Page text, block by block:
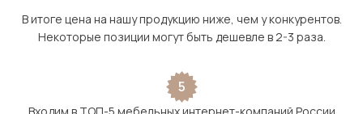
В итоге цена на нашу продукцию ниже, чем у конкурентов.
Некоторые позиции могут быть дешевле в 2-3 раза.
5